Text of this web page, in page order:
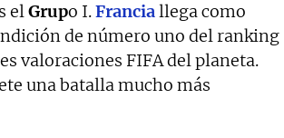
elGrupo I.Franciallega como
de número uno del ranking
valoraciones FIFA del planeta.
una batalla mucho más